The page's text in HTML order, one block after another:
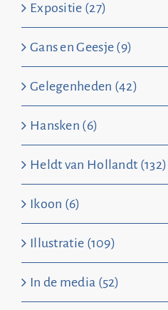
Expositie (27)
Gans en Geesje (9)
Gelegenheden (42)
Hansken (6)
Heldt van Hollandt (132)
Ikoon (6)
Illustratie (109)
In de media (52)